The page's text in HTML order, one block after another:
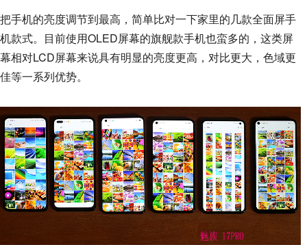
把手机的亮度调节到最高，简单比对一下家里的几款全面屏手
机款式。目前使用OLED屏幕的旗舰款手机也蛮多的，这类屏
幕相对LCD屏幕来说具有明显的亮度更高，对比更大，色域更
佳等一系列优势。